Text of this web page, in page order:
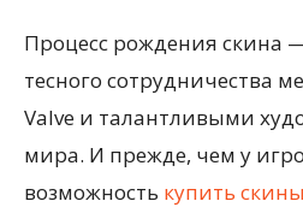
Процесс рождения скина
тесного сотрудничества
Valve и талантливыми
мира. И прежде, чем у
возможность купить